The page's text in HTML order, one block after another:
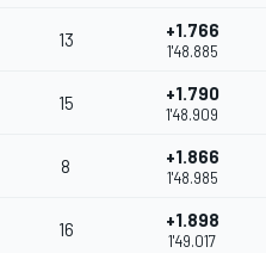
13 +1.766
1'48.885
15 +1.790
1'48.909
8 +1.866
1'48.985
16 +1.898
1'49.017